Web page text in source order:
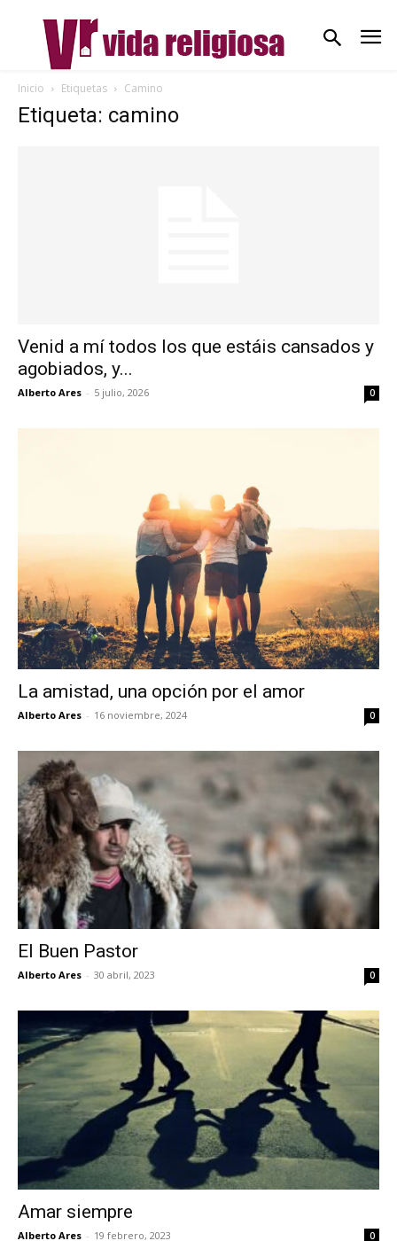
Inicio Etiquetas Camino
Etiqueta: camino
Venid a mí todos los que estáis cansados y
agobiados, y...
Alberto Ares - 5 julio, 2026 0
La amistad, una opción por el amor
Alberto Ares - 16 noviembre, 2024 0
El Buen Pastor
Alberto Ares - 30 abril, 2023 0
Amar siempre
Alberto Ares - 19 febrero, 2023 0